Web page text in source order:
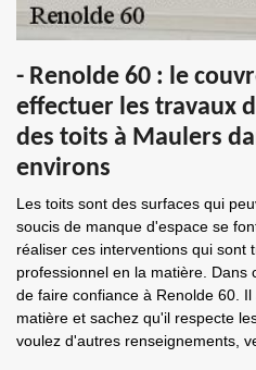
- Renolde 60 : le
effectuer les travaux
des toits à Maulers
environs
Les toits sont des surfaces qui
soucis de manque d'espace se
réaliser ces interventions qui sont
professionnel en la matière. Dans
de faire confiance à Renolde 60.
matière et sachez qu'il respecte
voulez d'autres renseignements,